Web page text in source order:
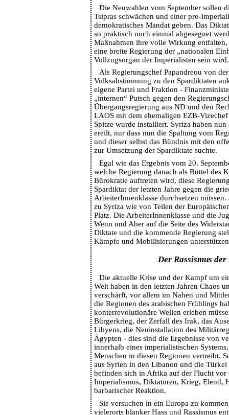
Die Neuwahlen vom September sollen
Tsipras schwächen und einer pro-
demokratisches Mandat geben. Das
so praktisch noch einmal abgesegnet
Maßnahmen ihre volle Wirkung
eine breite Regierung der „nationalen
Vollzugsorgan der Imperialisten sein wird.
Als Regierungschef Papandreou von
Volksabstimmung zu den Spardiktaten
eigene Partei und Fraktion -
„internen“ Putsch gegen den
Übergangsregierung aus ND und den
LAOS mit dem ehemaligen EZB-Vizechef
Spitze wurde installiert. Syriza haben
ereilt, nur dass nun die Spaltung vom
und dieser selbst das Bündnis mit den
zur Umsetzung der Spardiktate suchte.
Egal wie das Ergebnis vom 20.
welche Regierung danach als Büttel des
Bürokratie auftreten wird, diese
Spardiktat der letzten Jahre gegen die
ArbeiterInnenklasse durchsetzen
zu Syriza wie von Teilen der
Platz. Die ArbeiterInnenklasse und die
Wenn und Aber auf die Seite des
Diktate und die kommende Regierung
Kämpfe und Mobilisierungen
Der Rassismus der
Die aktuelle Krise und der Kampf um
Welt haben in den letzten Jahren Chaos
verschärft, vor allem im Nahen und
die Regionen des arabischen Frühlings
konterrevolutionäre Wellen erleben
Bürgerkrieg, der Zerfall des Irak, das
Libyens, die Neuinstallation des
Ägypten - dies sind die Ergebnisse von
innerhalb eines imperialistischen
Menschen in diesen Regionen vertreibt.
aus Syrien in den Libanon und die
befinden sich in Afrika auf der Flucht vor
Imperialismus, Diktaturen, Krieg, Elend,
barbarischer Reaktion.
Sie versuchen in ein Europa zu
vielerorts blanker Hass und Rassismus